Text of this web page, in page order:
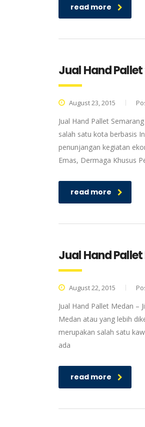
read more
Jual Hand
August 23, 2015
Jual Hand Pallet
salah satu kota berbasis
penunjangan kegiatan
Emas, Dermaga Khusus
read more
Jual Hand
August 22, 2015
Jual Hand Pallet Medan –
Medan atau yang lebih
merupakan salah satu
ada
read more